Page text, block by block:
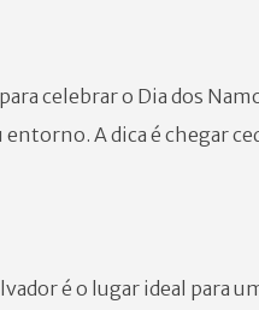
celebrar o Dia dos
A dica é chegar
é o lugar ideal para